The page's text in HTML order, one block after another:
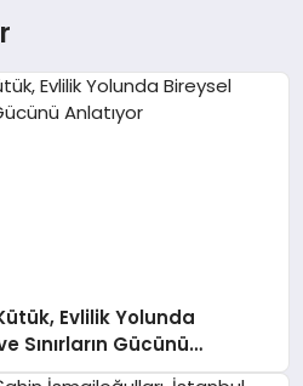
Evlilik Yolunda
Sınırların Gücünü